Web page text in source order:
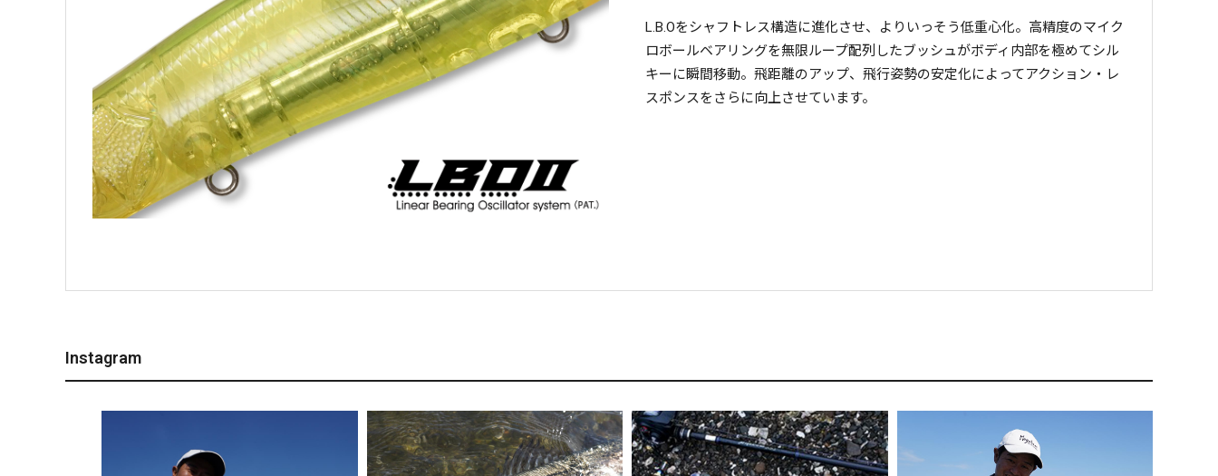
L.B.Oをシャフトレス構造に進化させ、よりいっそう低重心化。高精度のマイク
ロボールベアリングを無限ループ配列したブッシュがボディ内部を極めてシル
キーに瞬間移動。飛距離のアップ、飛行姿勢の安定化によってアクション・レ
スポンスをさらに向上させています。
Instagram